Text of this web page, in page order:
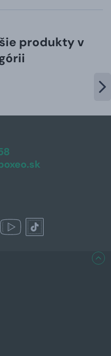
produkty v